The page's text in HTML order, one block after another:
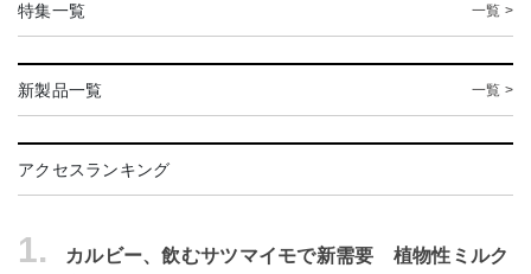
特集一覧 一覧 >
新製品一覧 一覧 >
アクセスランキング
1.
カルビー、飲むサツマイモで新需要 植物性ミルク